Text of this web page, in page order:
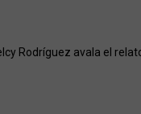
Rodríguez avala el